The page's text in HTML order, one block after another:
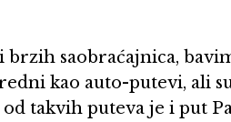
brzih saobraćajnica,
kao auto-putevi, ali
takvih puteva je i put